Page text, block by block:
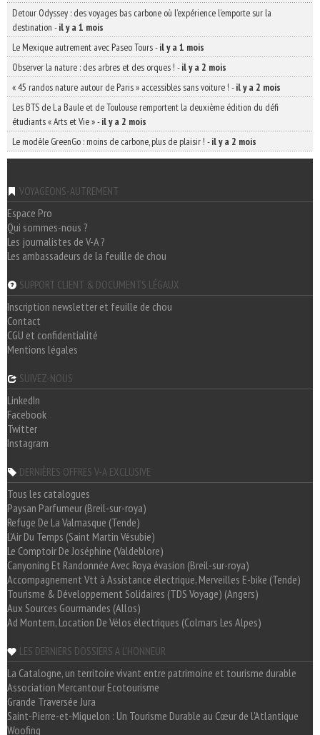
Detour Odyssey : des voyages bas carbone où l’expérience l’emporte sur la
destination -il y a 1 mois
Le Mexique autrement avec Paseo Tours-il y a 1 mois
Observer la nature : des arbres et des orques ! -il y a 2 mois
« 45 randos nature autour de Paris » accessibles sans voiture ! -il y a 2 mois
Les BTS de La Baule et de Toulouse remportent la deuxième édition du défi
étudiants « Arts et Vie »-il y a 2 mois
Le modèle GreenGo : moins de carbone, plus de plaisir ! -il y a 2 mois
VOYAGEONS-AUTREMENT
Espace Pro
Qui sommes-nous ?
Les journalistes de V-A ?
Les ambassadeurs de la feuille de chou
SUPPORT CLIENT & DOCUMENTS LÉGAUX
Inscription newsletter et feuille de chou
Contact
CGU et confidentialité
Mentions légales
SUIVEZ-NOUS
LinkedIn
Facebook
Twitter
Instagram
DERNIÈRES OFFRES V-A EXCLUSIVE
Tous les catalogues
Paysan Parfumeur (Breil-sur-roya)
Refuge De La Valmasque (Tende)
L'Air Du Temps (Saint Martin Vésubie)
Le Comptoir De Joséphine (Valdeblore)
Canyoning Et Randonnée Avec Roya évasion (Breil-sur-roya)
Accompagnement Vtt à Assistance électrique, Merveilles E-bike (Tende)
Tourisme & Développement Solidaires (TDS Voyage) (Angers)
Aux Sources Gourmandes (Allos)
Ad Montem, Location De Vélos électriques (Colmars Les Alpes)
LES DERNIERS DOSSIERS A L'HONNEUR
La Catalogne, un territoire vivant entre patrimoine et tourisme durable
Association Mercantour Ecotourisme
Grande Traversée Jura
Saint-Pierre-et-Miquelon : Un Tourisme Durable au Cœur de l'Atlantique
Woofing